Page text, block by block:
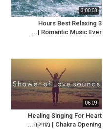
3:00:03
3 Hours Best Relaxing
Romantic Music Ever |...
06:09
Healing Singing For Heart
Chakra Opening | מוזיקה...